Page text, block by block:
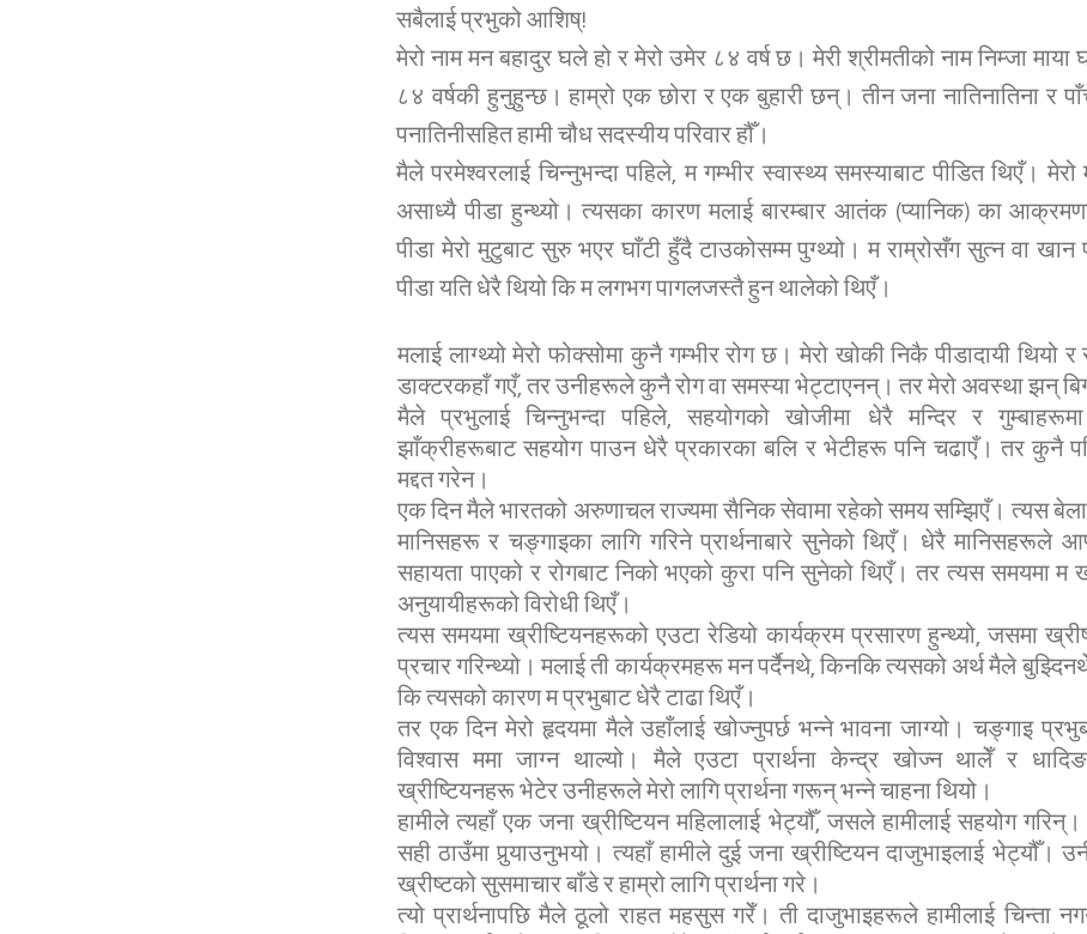
सबैलाई प्रभुको आशिष्!
मेरो नाम मन बहादुर घले हो र मेरो उमेर ८४ वर्ष छ। मेरी श्रीमतीको नाम निम्जा माया
८४ वर्षकी हुनुहुन्छ। हाम्रो एक छोरा र एक बुहारी छन्। तीन जना नातिनातिना र
पनातिनीसहित हामी चौध सदस्यीय परिवार हौँ।
मैले परमेश्वरलाई चिन्नुभन्दा पहिले, म गम्भीर स्वास्थ्य समस्याबाट पीडित थिएँ।
असाध्यै पीडा हुन्थ्यो। त्यसका कारण मलाई बारम्बार आतंक (प्यानिक) का
पीडा मेरो मुटुबाट सुरु भएर घाँटी हुँदै टाउकोसम्म पुग्थ्यो। म राम्रोसँग सुत्न वा खान
पीडा यति धेरै थियो कि म लगभग पागलजस्तै हुन थालेको थिएँ।
मलाई लाग्थ्यो मेरो फोक्सोमा कुनै गम्भीर रोग छ। मेरो खोकी निकै पीडादायी थियो र
डाक्टरकहाँ गएँ, तर उनीहरूले कुनै रोग वा समस्या भेट्टाएनन्। तर मेरो अवस्था झन्
मैले प्रभुलाई चिन्नुभन्दा पहिले, सहयोगको खोजीमा धेरै मन्दिर र
झाँक्रीहरूबाट सहयोग पाउन धेरै प्रकारका बलि र भेटीहरू पनि चढाएँ। तर कुनै
मद्दत गरेन।
एक दिन मैले भारतको अरुणाचल राज्यमा सैनिक सेवामा रहेको समय सम्झिएँ। त्यस
मानिसहरू र चङ्गाइका लागि गरिने प्रार्थनाबारे सुनेको थिएँ। धेरै मानिसहरूले
सहायता पाएको र रोगबाट निको भएको कुरा पनि सुनेको थिएँ। तर त्यस समयमा म
अनुयायीहरूको विरोधी थिएँ।
त्यस समयमा ख्रीष्टियनहरूको एउटा रेडियो कार्यक्रम प्रसारण हुन्थ्यो, जसमा
प्रचार गरिन्थ्यो। मलाई ती कार्यक्रमहरू मन पर्दैनथे, किनकि त्यसको अर्थ मैले
कि त्यसको कारण म प्रभुबाट धेरै टाढा थिएँ।
तर एक दिन मेरो हृदयमा मैले उहाँलाई खोज्नुपर्छ भन्ने भावना जाग्यो। चङ्गाइ
विश्वास ममा जाग्न थाल्यो। मैले एउटा प्रार्थना केन्द्र खोज्न थालेँ र
ख्रीष्टियनहरू भेटेर उनीहरूले मेरो लागि प्रार्थना गरून् भन्ने चाहना थियो।
हामीले त्यहाँ एक जना ख्रीष्टियन महिलालाई भेट्यौँ, जसले हामीलाई सहयोग गरिन्।
सही ठाउँमा पुर्‍याउनुभयो। त्यहाँ हामीले दुई जना ख्रीष्टियन दाजुभाइलाई भेट्यौँ।
ख्रीष्टको सुसमाचार बाँडे र हाम्रो लागि प्रार्थना गरे।
त्यो प्रार्थनापछि मैले ठूलो राहत महसुस गरेँ। ती दाजुभाइहरूले हामीलाई चिन्ता